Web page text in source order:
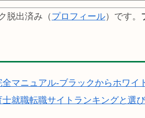
脱出済み（ プロフィール）です。
マニュアル-ブラックからホワイ
就職転職サイトランキングと選